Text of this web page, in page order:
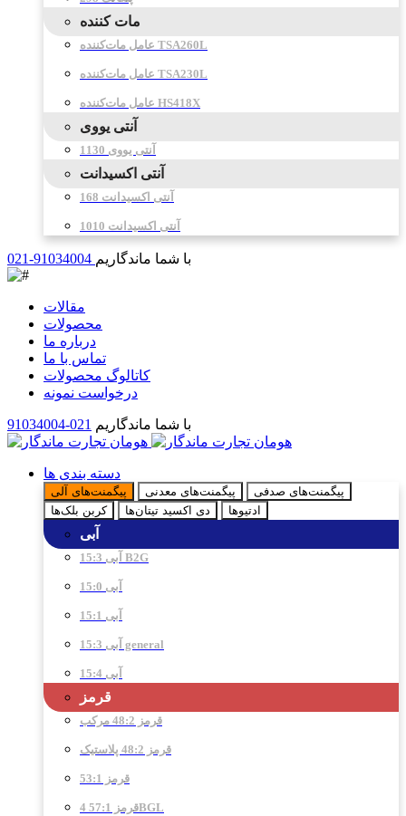
مات کننده
عامل مات‌کننده TSA260L
عامل مات‌کننده TSA230L
عامل مات‌کننده HS418X
آنتی یووی
آنتی یووی 1130
آنتی اکسیدانت
آنتی اکسیدانت 168
آنتی اکسیدانت 1010
021-91034004 با شما ماندگاریم
مقالات
محصولات
درباره ما
تماس با ما
کاتالوگ محصولات
درخواست نمونه
با شما ماندگاریم 021-91034004
دسته بندی ها
پیگمنت‌های آلی پیگمنت‌های معدنی
پیگمنت‌های صدفی
کربن بلک‌ها
دی اکسید تیتان‌ها ادتیو‌ها
آبی
آبی 15:3 B2G
آبی 15:0
آبی 15:1
آبی 15:3 general
آبی 15:4
قرمز
قرمز 48:2 مرکب
قرمز 48:2 پلاستیک
قرمز 53:1
قرمز 57:1 4BGL